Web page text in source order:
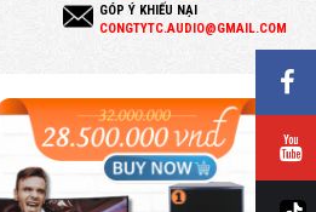
GÓP Ý KHIẾU NẠI
CONGTYTC.AUDIO@GMAIL.COM